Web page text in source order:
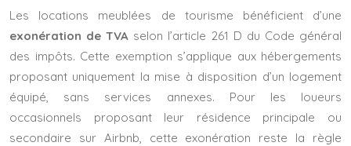
Les locations meublées de tourisme bénéficient d’une
exonération de TVA selon l’article 261 D du Code général
des impôts. Cette exemption s’applique aux hébergements
proposant uniquement la mise à disposition d’un logement
équipé, sans services annexes. Pour les loueurs
occasionnels proposant leur résidence principale ou
secondaire sur Airbnb, cette exonération reste la règle